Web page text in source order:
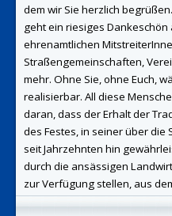
dem wir Sie herzlich begrüßen.
geht ein riesiges Dankeschön
ehrenamtlichen
Straßengemeinschaften,
mehr. Ohne Sie, ohne Euch,
realisierbar. All diese
daran, dass der Erhalt der
des Festes, in seiner über
seit Jahrzehnten hin
durch die ansässigen
zurVerfügung stellen, aus
Straßenschmuck hergestellt